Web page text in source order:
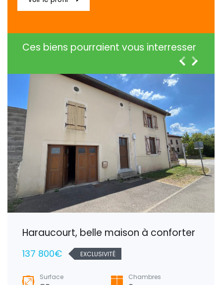
Ces biens pourraient vous interresser
Haraucourt, belle maison à conforter
137 800€ EXCLUSIVITÉ
Surface Chambres